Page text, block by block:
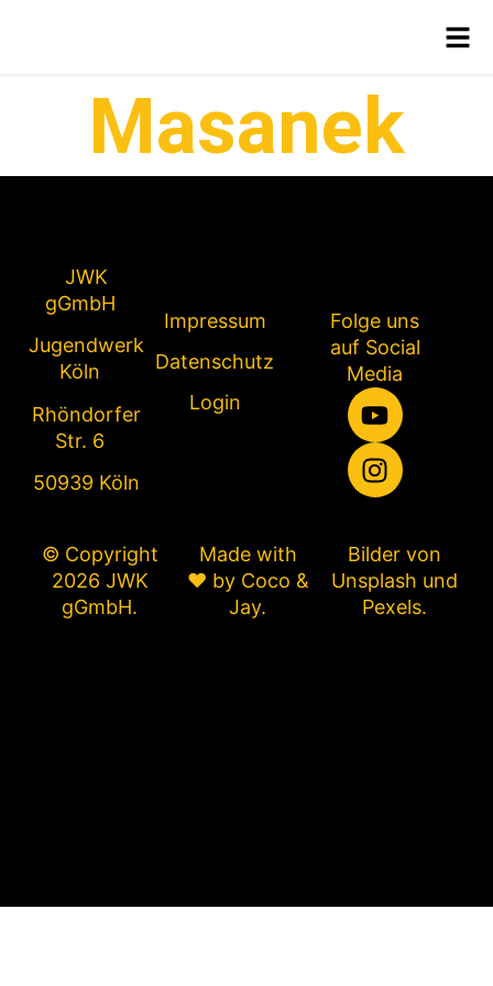
Masanek
JWK
gGmbH
Jugendwerk
Köln
Rhöndorfer
Str. 6
50939 Köln
Impressum
Datenschutz
Login
Folge uns
auf Social
Media
© Copyright
2026 JWK
gGmbH.
Made with
❤ by Coco &
Jay.
Bilder von
Unsplash und
Pexels.